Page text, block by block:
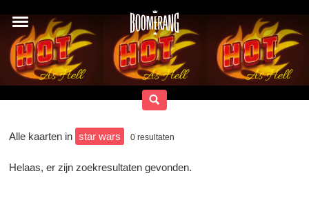
Alle kaarten in star wars 0 resultaten
Helaas, er zijn zoekresultaten gevonden.